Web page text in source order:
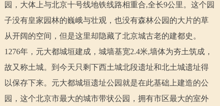
ENGLISH 한국어 日本語
DEUTSCH FRANÇAIS РУССКИЙ ЯЗЫК
ESPAÑOL العربية PORTUGUÊS
ITALIANO
园，大体上与北京十号线地铁线路相重合,全长9公里。这个园
子没有皇家园林的巍峨与壮观，也没有森林公园的大片的草
从开阔的空间，但是这里却隐藏了北京城古老的建都史。
1276年，元大都城垣建成，城墙基宽2.4米,墙体为夯土筑成，
故又称土城。到今天只剩下西土城北段遗址和北土城遗址得
以保存下来。元大都城垣遗址公园就是在此基础上建造的公
园，这个北京市最大的城市带状公园，拥有市区最大的室外